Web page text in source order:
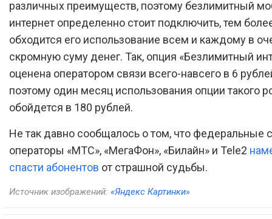
различных преимуществ, поэтому безлимитный
интернет определенно стоит подключить, тем
обходится его использование всем и каждому в
скромную суму денег. Так, опция «Безлимитный
оценена оператором связи всего-навсего в 6
поэтому один месяц использования опции такого
обойдется в 180 рублей.
Не так давно сообщалось о том, что федеральные
операторы «МТС», «МегаФон», «Билайн» и Tele2
спасти абонентов от страшной судьбы.
Источник изображений: «Яндекс Картинки»